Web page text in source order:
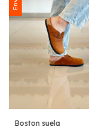
Boston suela